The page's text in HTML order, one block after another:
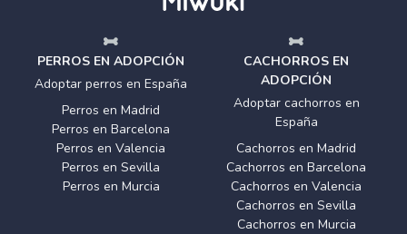
PERROS EN ADOPCIÓN
Adoptar perros en España
Perros en Madrid
Perros en Barcelona
Perros en Valencia
Perros en Sevilla
Perros en Murcia
CACHORROS EN
ADOPCIÓN
Adoptar cachorros en
España
Cachorros en Madrid
Cachorros en Barcelona
Cachorros en Valencia
Cachorros en Sevilla
Cachorros en Murcia